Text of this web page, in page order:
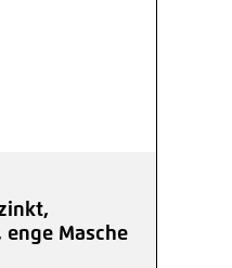
enge Masche